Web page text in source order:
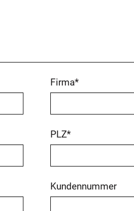
Firma*
PLZ*
Kundennummer